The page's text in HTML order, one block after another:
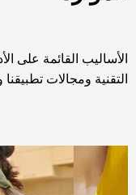
الأساليب القائمة على
التقنية ومجالات